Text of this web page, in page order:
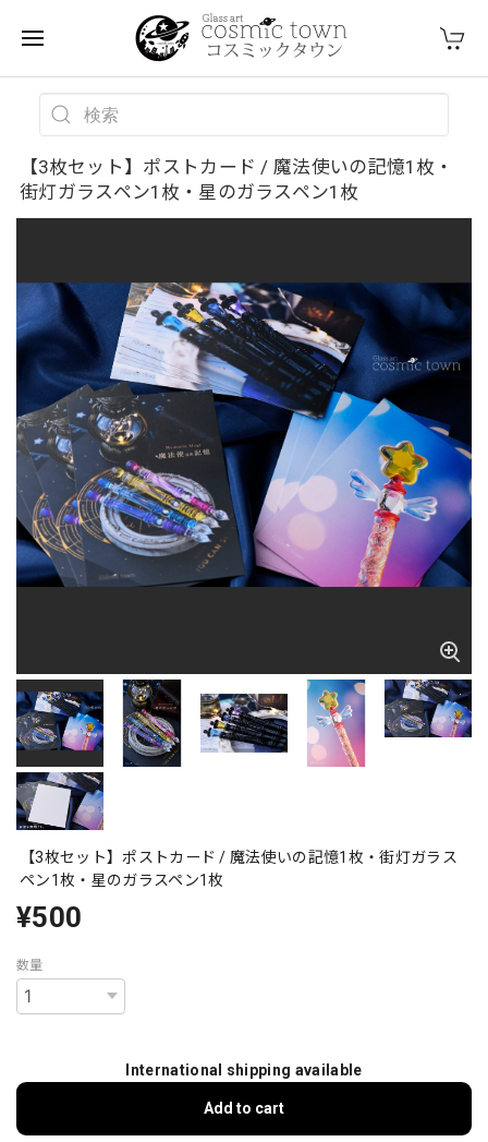
【3枚セット】ポストカード / 魔法使いの記憶1枚・
街灯ガラスペン1枚・星のガラスペン1枚
【3枚セット】ポストカード / 魔法使いの記憶1枚・街灯ガラス
ペン1枚・星のガラスペン1枚
¥500
数量
International shipping available
Add to cart